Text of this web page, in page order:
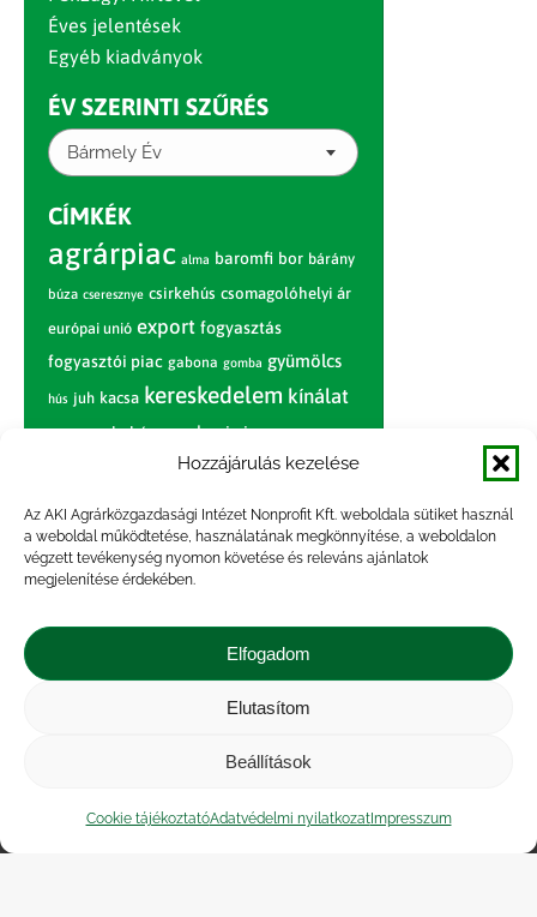
Hozzájárulás kezelése
Az AKI Agrárközgazdasági Intézet Nonprofit Kft. weboldala sütiket használ
a weboldal működtetése, használatának megkönnyítése, a weboldalon
végzett tevékenység nyomon követése és releváns ajánlatok
megjelenítése érdekében.
Elfogadom
Elutasítom
Beállítások
Cookie tájékoztatóAdatvédelmi nyilatkozatImpresszum
Éves jelentések
Egyéb kiadványok
ÉV SZERINTI SZŰRÉS
Bármely Év
CÍMKÉK
agrárpiac alma baromfi bor bárány
búza cseresznye csirkehús csomagolóhelyi ár
európai unió export fogyasztás
fogyasztói piac gabona gomba gyümölcs
hús juh kacsa kereskedelem kínálat
körte marhahús nagybani piac narancs
nemzetközi árinformációk
paradicsom piac piaci jelentés
pulyka pulykahús sertés sertéshús
szarvasmarha termelés
termelői
zöldség árak
átlagárértékesítési ár
Közérdekű adatok
| Adatvédelmi nyilatkozat
|